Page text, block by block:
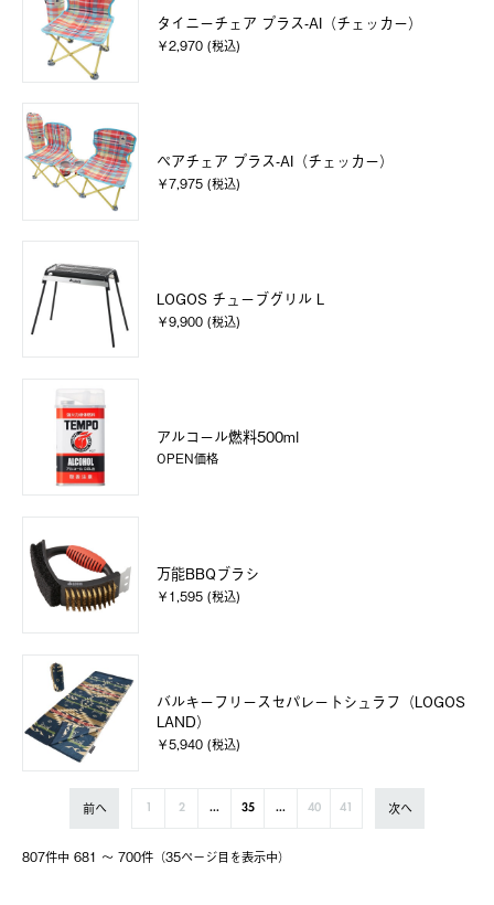
タイニーチェア プラス-AI（チェッカー）
￥2,970 (税込)
ペアチェア プラス-AI（チェッカー）
￥7,975 (税込)
LOGOS チューブグリル L
￥9,900 (税込)
アルコール燃料500ml
OPEN価格
万能BBQブラシ
￥1,595 (税込)
バルキーフリースセパレートシュラフ（LOGOS
LAND）
￥5,940 (税込)
807件中 681 〜 700件（35ページ⽬を表⽰中）
前へ 2 ... 35 ... 40 41 次へ